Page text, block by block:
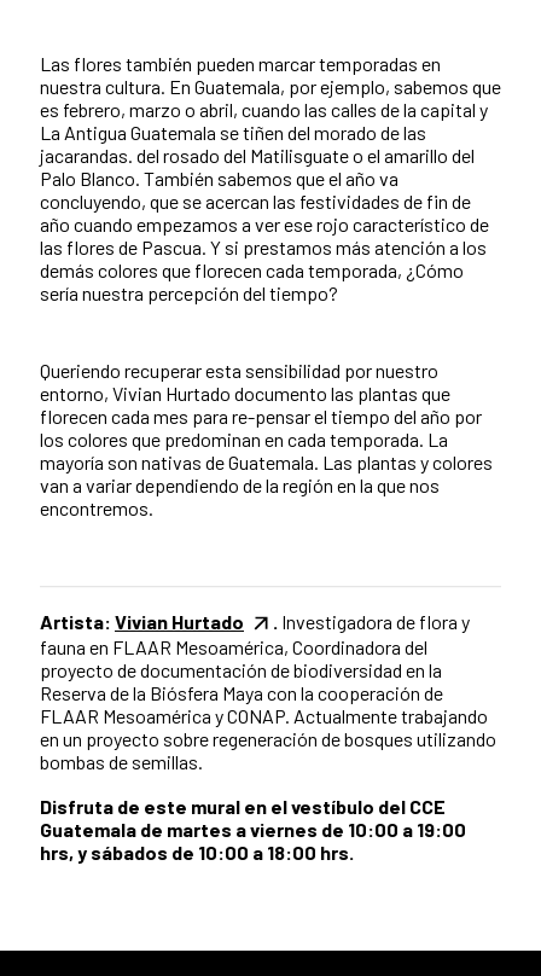
Las flores también pueden marcar temporadas en
nuestra cultura. En Guatemala, por ejemplo, sabemos que
es febrero, marzo o abril, cuando las calles de la capital y
La Antigua Guatemala se tiñen del morado de las
jacarandas. del rosado del Matilisguate o el amarillo del
Palo Blanco. También sabemos que el año va
concluyendo, que se acercan las festividades de fin de
año cuando empezamos a ver ese rojo característico de
las flores de Pascua. Y si prestamos más atención a los
demás colores que florecen cada temporada, ¿Cómo
sería nuestra percepción del tiempo?
Queriendo recuperar esta sensibilidad por nuestro
entorno, Vivian Hurtado documento las plantas que
florecen cada mes para re-pensar el tiempo del año por
los colores que predominan en cada temporada. La
mayoría son nativas de Guatemala. Las plantas y colores
van a variar dependiendo de la región en la que nos
encontremos.
Artista: Vivian Hurtado
Investigadora de flora y
fauna en FLAAR Mesoamérica, Coordinadora del
proyecto de documentación de biodiversidad en la
Reserva de la Biósfera Maya con la cooperación de
FLAAR Mesoamérica y CONAP. Actualmente trabajando
en un proyecto sobre regeneración de bosques utilizando
bombas de semillas.
Disfruta de este mural en el vestíbulo del CCE
Guatemala de martes a viernes de 10:00 a 19:00
hrs, y sábados de 10:00 a 18:00 hrs.